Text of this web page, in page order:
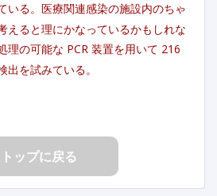
いる。医療関連感染の施設内のちゃ
えると理にかなっているかもしれな
理の可能な PCR 装置を用いて 216
出を試みている。
トップに戻る